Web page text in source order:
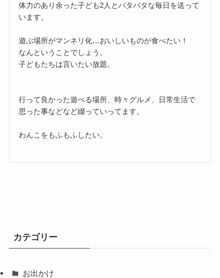
体力のあり余った子ども2人とバタバタな毎日を送って
います。
遊ぶ場所がマンネリ化…おいしいものが食べたい！
なんということでしょう。
子どもたちは言いたい放題。
行って良かった遊べる場所、時々グルメ、日常生活で
思った事などなど綴っていってます。
わんこをもふもふしたい。
カテゴリー
お出かけ